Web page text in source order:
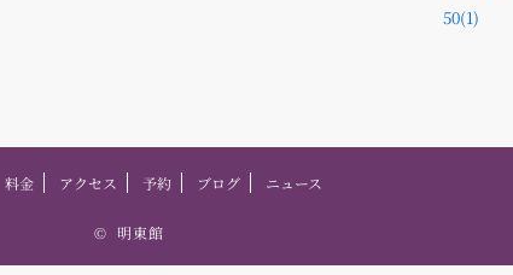
50(1)
料金 アクセス 予約 ブログ ニュース
© 明東館